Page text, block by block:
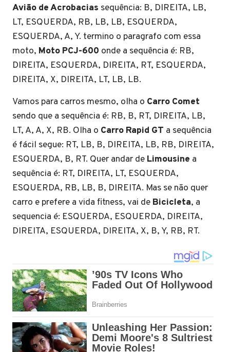
Avião de Acrobacias sequência: B, DIREITA, LB,
LT, ESQUERDA, RB, LB, LB, ESQUERDA,
ESQUERDA, A, Y. termino o paragrafo com essa
moto, Moto PCJ-600 onde a sequência é: RB,
DIREITA, ESQUERDA, DIREITA, RT, ESQUERDA,
DIREITA, X, DIREITA, LT, LB, LB.
Vamos para carros mesmo, olha o Carro Comet
sendo que a sequência é: RB, B, RT, DIREITA, LB,
LT, A, A, X, RB. Olha o Carro Rapid GT a sequência
é fácil segue: RT, LB, B, DIREITA, LB, RB, DIREITA,
ESQUERDA, B, RT. Quer andar de Limousine a
sequência é: RT, DIREITA, LT, ESQUERDA,
ESQUERDA, RB, LB, B, DIREITA. Mas se não quer
carro e prefere a vida fitness, vai de Bicicleta, a
sequencia é: ESQUERDA, ESQUERDA, DIREITA,
DIREITA, ESQUERDA, DIREITA, X, B, Y, RB, RT.